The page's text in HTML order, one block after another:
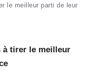
à tirer le meilleur